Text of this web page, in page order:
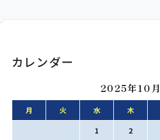
カレンダー
2025年10月
月 火 水 木
1 2